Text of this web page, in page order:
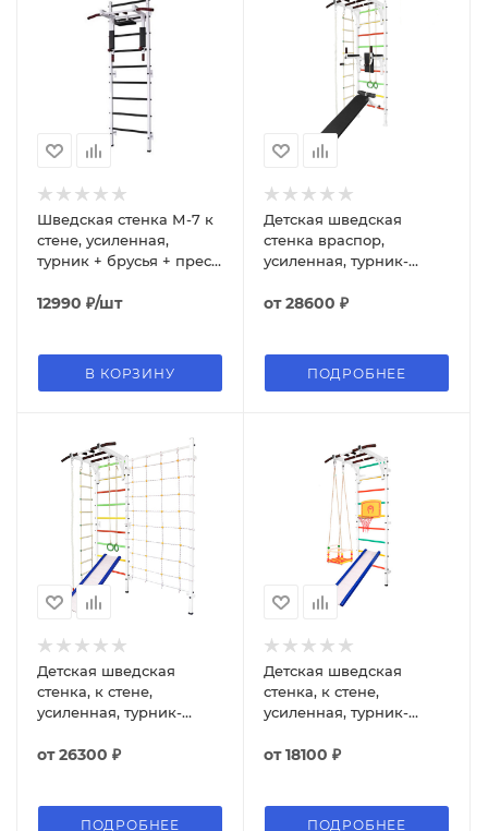
Шведская стенка М-7 к
стене, усиленная,
турник + брусья + пресс
12990 ₽/шт
В КОРЗИНУ
Детская шведская
стенка враспор,
усиленная, турник-
+ пресс, канат, кольца,
от28600 ₽
ПОДРОБНЕЕ
Детская шведская
стенка, к стене,
усиленная, турник-
канат, кольца,
от26300 ₽
ПОДРОБНЕЕ
Детская шведская
стенка, к стене,
усиленная, турник-
баскетбольное кольцо
от18100 ₽
ПОДРОБНЕЕ